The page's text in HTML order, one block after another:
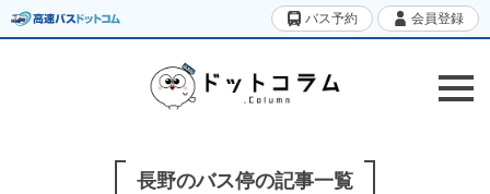
バス予約 会員登録
長野のバス停の記事一覧